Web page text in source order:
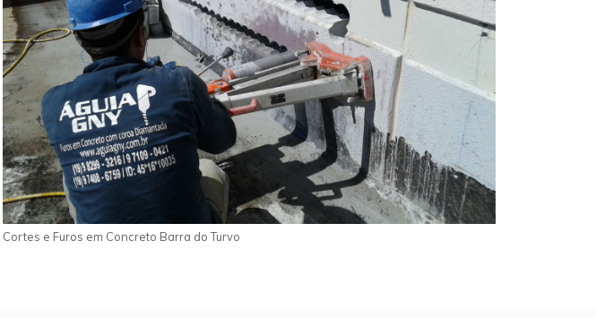
Cortes e Furos em Concreto Barra do Turvo